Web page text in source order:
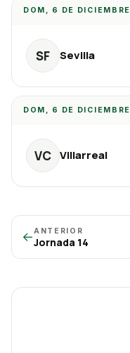
DOM, 6 DE DICIEMBRE
SF Sevilla
DOM, 6 DE DICIEMBRE
VC Villarreal
←ANTERIOR
Jornada 14